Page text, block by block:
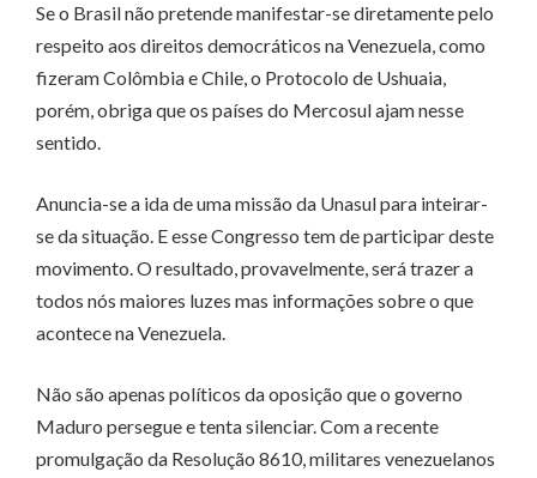
Se o Brasil não pretende manifestar-se diretamente pelo
respeito aos direitos democráticos na Venezuela, como
fizeram Colômbia e Chile, o Protocolo de Ushuaia,
porém, obriga que os países do Mercosul ajam nesse
sentido.
Anuncia-se a ida de uma missão da Unasul para inteirar-
se da situação. E esse Congresso tem de participar deste
movimento. O resultado, provavelmente, será trazer a
todos nós maiores luzes mas informações sobre o que
acontece na Venezuela.
Não são apenas políticos da oposição que o governo
Maduro persegue e tenta silenciar. Com a recente
promulgação da Resolução 8610, militares venezuelanos